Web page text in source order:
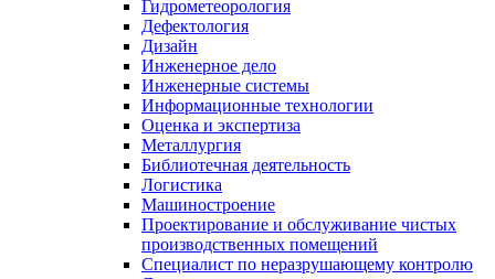
Гидрометеорология
Дефектология
Дизайн
Инженерное дело
Инженерные системы
Информационные технологии
Оценка и экспертиза
Металлургия
Библиотечная деятельность
Логистика
Машиностроение
Проектирование и обслуживание чистых
производственных помещений
Специалист по неразрушающему контролю